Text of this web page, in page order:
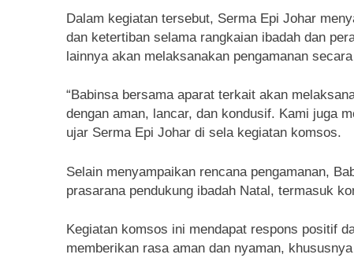
Dalam kegiatan tersebut, Serma Epi Johar
dan ketertiban selama rangkaian ibadah dan
lainnya akan melaksanakan pengamanan
“Babinsa bersama aparat terkait akan
dengan aman, lancar, dan kondusif. Kami juga
ujar Serma Epi Johar di sela kegiatan komsos.
Selain menyampaikan rencana pengamanan,
prasarana pendukung ibadah Natal, termasuk
Kegiatan komsos ini mendapat respons positif
memberikan rasa aman dan nyaman,